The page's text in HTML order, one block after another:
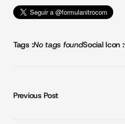
Tags :No tags foundSocial Icon :
Previous Post